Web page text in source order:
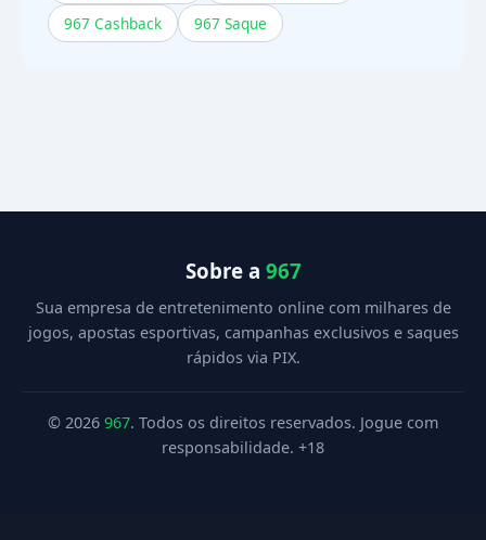
967 Cashback
967 Saque
Sobre a 967
Sua empresa de entretenimento online com milhares de
jogos, apostas esportivas, campanhas exclusivos e saques
rápidos via PIX.
© 2026 967. Todos os direitos reservados. Jogue com
responsabilidade. +18